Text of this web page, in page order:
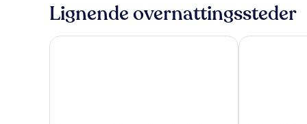
Lignende overnattingssteder
Evergreen Place Siam by UHG Prince Palace